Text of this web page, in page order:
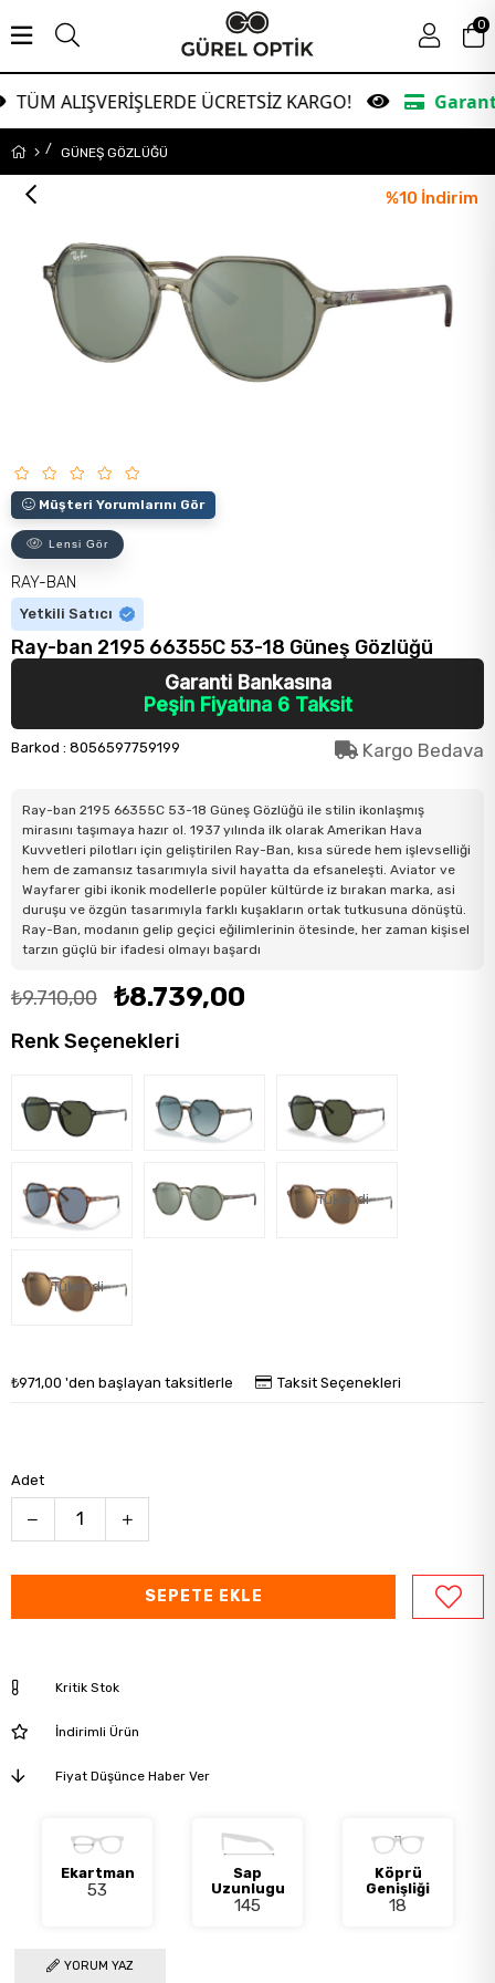
ÜCRETSİZ KARGO! Garanti
0
GÜNEŞ GÖZLÜĞÜ
%10 İndirim
Müşteri Yorumlarını Gör
Lensi Gör
RAY-BAN
Yetkili Satıcı
Ray-ban 2195 66355C 53-18 Güneş Gözlüğü
Garanti Bankasına
Peşin Fiyatına 6 Taksit
Barkod : 8056597759199 Kargo Bedava
Ray-ban 2195 66355C 53-18 Güneş Gözlüğü ile stilin ikonlaşmış
mirasını taşımaya hazır ol. 1937 yılında ilk olarak Amerikan Hava
Kuvvetleri pilotları için geliştirilen Ray-Ban, kısa sürede hem işlevselliği
hem de zamansız tasarımıyla sivil hayatta da efsaneleşti. Aviator ve
Wayfarer gibi ikonik modellerle popüler kültürde iz bırakan marka, asi
duruşu ve özgün tasarımıyla farklı kuşakların ortak tutkusuna dönüştü.
Ray-Ban, modanın gelip geçici eğilimlerinin ötesinde, her zaman kişisel
tarzın güçlü bir ifadesi olmayı başardı
₺9.710,00 ₺8.739,00
Renk Seçenekleri
Tükendi
Tükendi
₺971,00 'den başlayan taksitlerle Taksit Seçenekleri
Adet
Kritik Stok
İndirimli Ürün
Fiyat Düşünce Haber Ver
Ekartman
53
Sap
Uzunlugu
145
Köprü
Genişliği
18
YORUM YAZ